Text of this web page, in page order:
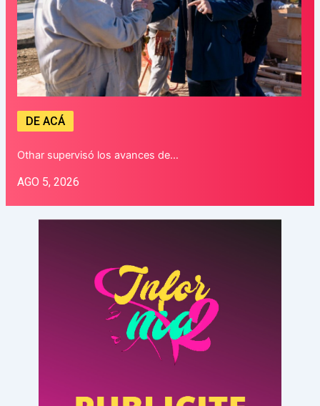
DE ACÁ
Othar supervisó los avances de…
AGO 5, 2026